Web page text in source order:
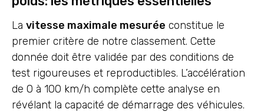
La vitesse maximale mesurée constitue le
premier critère de notre classement. Cette
donnée doit être validée par des conditions de
test rigoureuses et reproductibles. L’accélération
de 0 à 100 km/h complète cette analyse en
révélant la capacité de démarrage des véhicules.